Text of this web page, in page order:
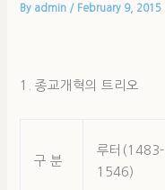
By admin / February 9, 2015
1. 종교개혁의 트리오
구 분
루터(1483-
1546)